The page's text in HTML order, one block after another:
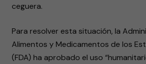
ceguera.
Para resolver esta situación, la
Alimentos y Medicamentos de los
(FDA) ha aprobado el uso